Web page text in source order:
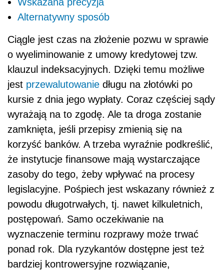
Alternatywny sposób
Ciągle jest czas na złożenie pozwu w sprawie
o wyeliminowanie z umowy kredytowej tzw.
klauzul indeksacyjnych. Dzięki temu możliwe
jest przewalutowanie długu na złotówki po
kursie z dnia jego wypłaty. Coraz częściej sądy
wyrażają na to zgodę. Ale ta droga zostanie
zamknięta, jeśli przepisy zmienią się na
korzyść banków. A trzeba wyraźnie podkreślić,
że instytucje finansowe mają wystarczające
zasoby do tego, żeby wpływać na procesy
legislacyjne. Pośpiech jest wskazany również z
powodu długotrwałych, tj. nawet kilkuletnich,
postępowań. Samo oczekiwanie na
wyznaczenie terminu rozprawy może trwać
ponad rok. Dla ryzykantów dostępne jest też
bardziej kontrowersyjne rozwiązanie,